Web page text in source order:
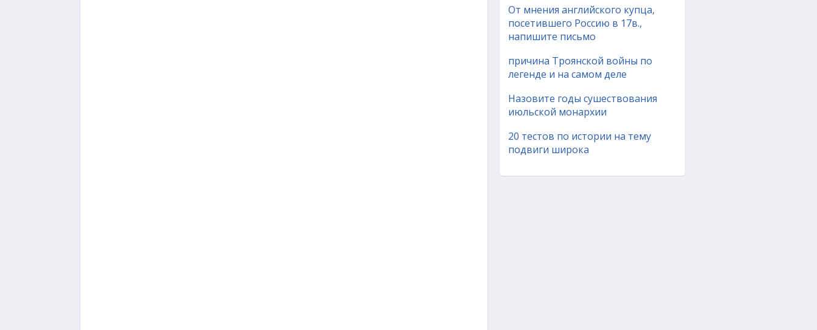
От мнения английского купца,
посетившего Россию в 17в.,
напишите письмо
причина Троянской войны по
легенде и на самом деле
Назовите годы сушествования
июльской монархии
20 тестов по истории на тему
подвиги широка